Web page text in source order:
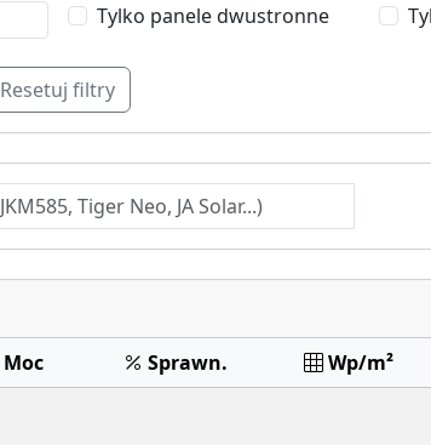
Tylko panele dwustronne
Resetuj filtry
Moc Sprawn. Wp/m²